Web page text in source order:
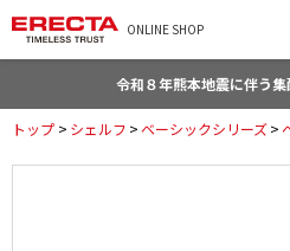
ONLINE SHOP
令和８年熊本地震に伴う
トップ > シェルフ >ベーシックシリーズ>